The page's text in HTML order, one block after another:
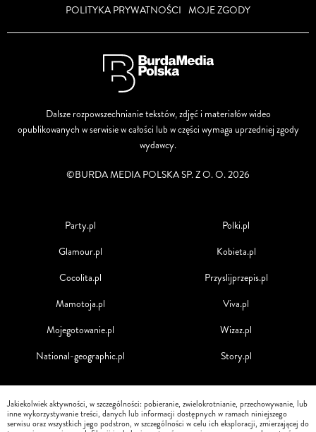
POLITYKA PRYWATNOŚCI MOJE ZGODY
Dalsze rozpowszechnianie tekstów, zdjęć i materiałów wideo
opublikowanych w serwisie w całości lub w części wymaga uprzedniej zgody
wydawcy.
©BURDA MEDIA POLSKA SP. Z O. O. 2026
Party.pl
Glamour.pl
Cocolita.pl
Mamotoja.pl
Mojegotowanie.pl
National-geographic.pl
Polki.pl
Kobieta.pl
Przyslijprzepis.pl
Viva.pl
Wizaz.pl
Story.pl
Jakiekolwiek aktywności, w szczególności: pobieranie, zwielokrotnianie, przechowywanie, lub
inne wykorzystywanie treści, danych lub informacji dostępnych w ramach niniejszego
serwisu oraz wszystkich jego podstron, w szczególności w celu ich eksploracji, zmierzającej do